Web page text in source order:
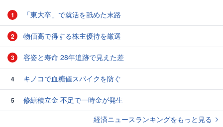
1 「東大卒」で就活を舐めた末路
2 物価高で得する株主優待を厳選
3 容姿と寿命 28年追跡で見えた差
4 キノコで血糖値スパイクを防ぐ
5
修繕積立金 不足で一時金が発生
経済ニュースランキングをもっと見る